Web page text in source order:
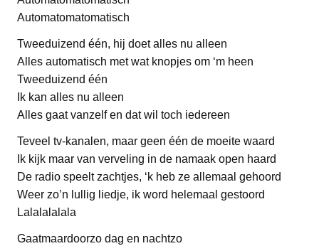
Automatomatomatisch
Tweeduizend één, hij doet alles nu alleen
Alles automatisch met wat knopjes om ‘m heen
Tweeduizend één
Ik kan alles nu alleen
Alles gaat vanzelf en dat wil toch iedereen
Teveel tv-kanalen, maar geen één de moeite waard
Ik kijk maar van verveling in de namaak open haard
De radio speelt zachtjes, ‘k heb ze allemaal gehoord
Weer zo’n lullig liedje, ik word helemaal gestoord
Lalalalalala
Gaatmaardoorzo dag en nachtzo